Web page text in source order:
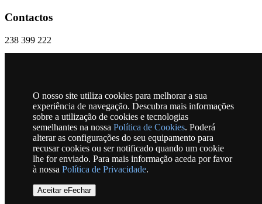
O nosso site utiliza cookies para melhorar a sua
experiência de navegação. Descubra mais informações
sobre a utilização de cookies e tecnologias
semelhantes na nossa Política de Cookies. Poderá
alterar as configurações do seu equipamento para
recusar cookies ou ser notificado quando um cookie
lhe for enviado. Para mais informação aceda por favor
à nossa Política de Privacidade.
Aceitar eFechar
Contactos
238 399 222
Horário
Mapa